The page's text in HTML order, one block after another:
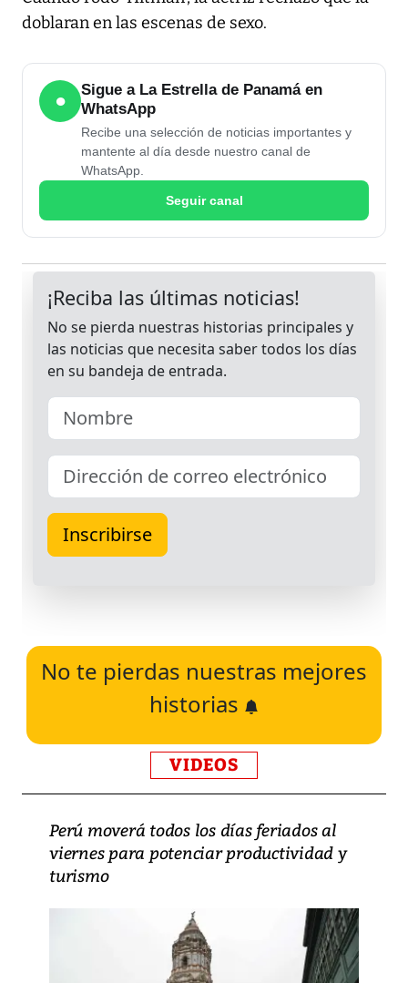
doblaran en las escenas de sexo.
●
Sigue a La Estrella de Panamá en
WhatsApp
Recibe una selección de noticias importantes y
mantente al día desde nuestro canal de
WhatsApp.
Seguir canal
No te pierdas nuestras mejores
historias
VIDEOS
Perú moverá todos los días feriados al
viernes para potenciar productividad y
turismo